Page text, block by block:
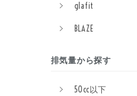
glafit
BLAZE
排気量から探す
50cc以下